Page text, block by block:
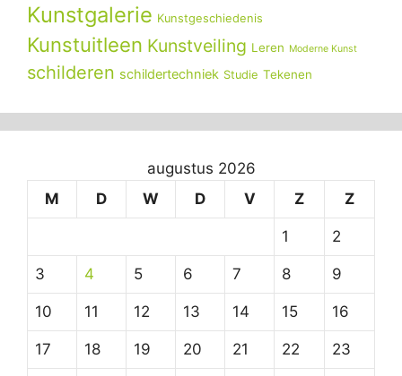
Kunstgalerie Kunstgeschiedenis
Kunstuitleen Kunstveiling Leren Moderne Kunst
schilderen schildertechniek Studie Tekenen
augustus 2026
M
D W D V Z Z
1 2
3 4 5 6 7 8 9
10 11 12 13 14 15 16
17 18 19 20 21 22 23